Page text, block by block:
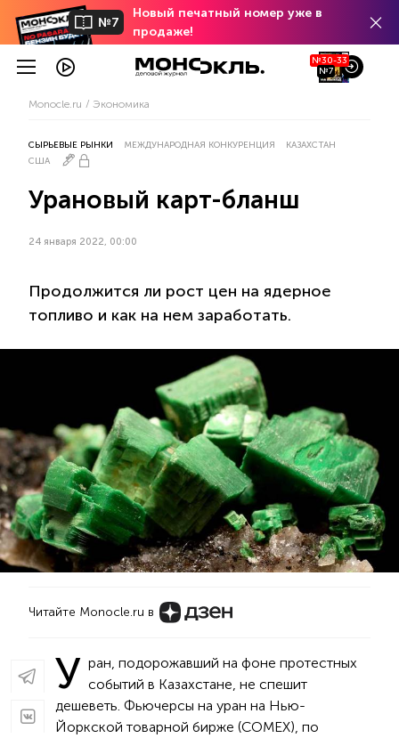
№7
Новый печатный номер уже в
продаже!
№30-33
№7
Monocle.ru Экономика
СЫРЬЕВЫЕ РЫНКИ МЕЖДУНАРОДНАЯ КОНКУРЕНЦИЯ
КАЗАХСТАН
США
Урановый карт-бланш
24 января 2022, 00:00
Продолжится ли рост цен на ядерное
топливо и как на нем заработать.
Читайте Monocle.ru в
У ран, подорожавший на фоне протестных
событий в Казахстане, не спешит
дешеветь. Фьючерсы на уран на Нью-
Йоркской товарной бирже (COMEX), по